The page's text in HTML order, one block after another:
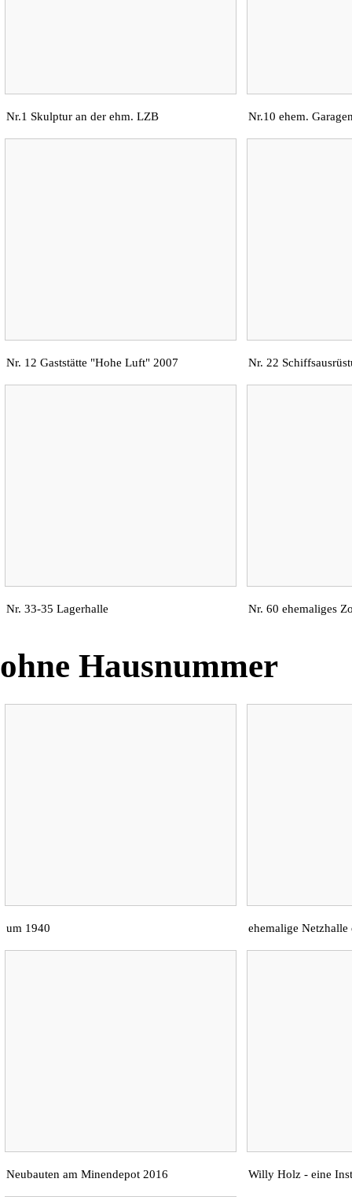
Nr.1 Skulptur an der ehm. LZB Nr.10 ehem.
Nr. 12 Gaststätte "Hohe Luft" 2007 Nr. 22
Nr. 33-35 Lagerhalle Nr. 60 ehemaliges
ohne Hausnummer
um 1940 ehemalige
Neubauten am Minendepot 2016 Willy Holz - eine